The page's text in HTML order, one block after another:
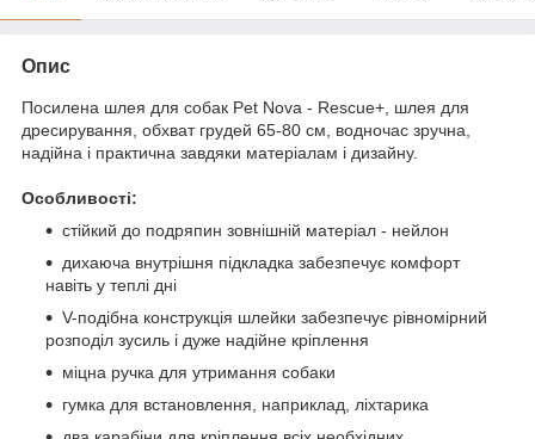
Опис
Посилена шлея для собак Pet Nova - Rescue+, шлея для
дресирування, обхват грудей 65-80 см, водночас зручна,
надійна і практична завдяки матеріалам і дизайну.
Особливості:
стійкий до подряпин зовнішній матеріал - нейлон
дихаюча внутрішня підкладка забезпечує комфорт
навіть у теплі дні
V-подібна конструкція шлейки забезпечує рівномірний
розподіл зусиль і дуже надійне кріплення
міцна ручка для утримання собаки
гумка для встановлення, наприклад, ліхтарика